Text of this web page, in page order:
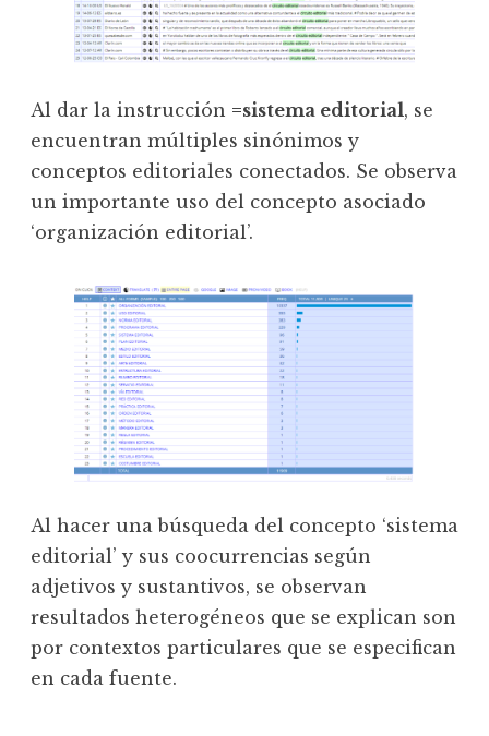
Al dar la instrucción =sistema editorial, se
encuentran múltiples sinónimos y
conceptos editoriales conectados. Se observa
un importante uso del concepto asociado
‘organización editorial’.
Al hacer una búsqueda del concepto ‘sistema
editorial’ y sus coocurrencias según
adjetivos y sustantivos, se observan
resultados heterogéneos que se explican son
por contextos particulares que se especifican
en cada fuente.